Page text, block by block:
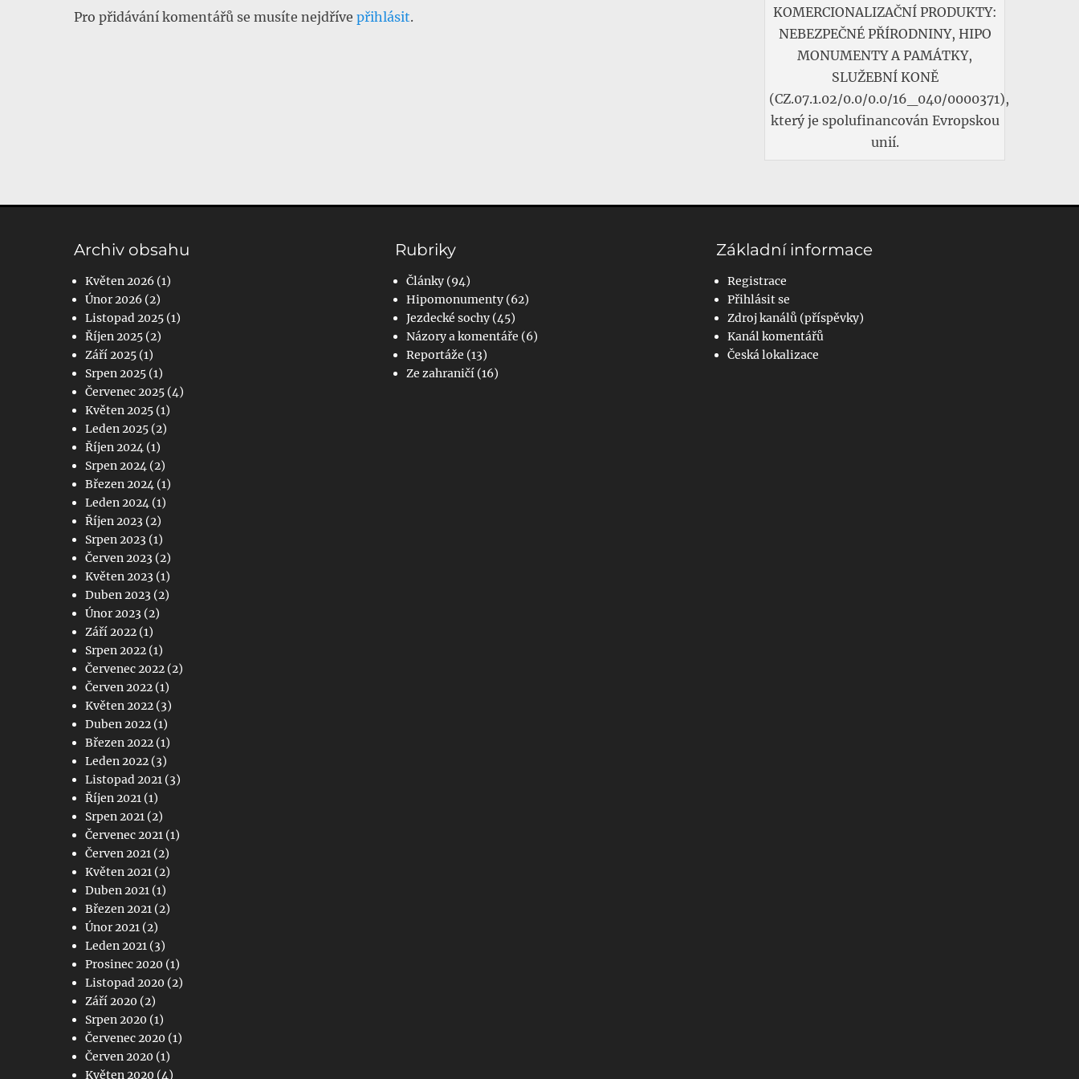
Pro přidávání komentářů se musíte nejdříve přihlásit.
KOMERCIONALIZAČNÍ PRODUKTY:
NEBEZPEČNÉ PŘÍRODNINY, HIPO
MONUMENTY A PAMÁTKY,
SLUŽEBNÍ KONĚ
(CZ.07.1.02/0.0/0.0/16_040/0000371),
který je spolufinancován Evropskou
unií.
Archiv obsahu
Květen 2026 (1)
Únor 2026 (2)
Listopad 2025 (1)
Říjen 2025 (2)
Září 2025 (1)
Srpen 2025 (1)
Červenec 2025 (4)
Květen 2025 (1)
Leden 2025 (2)
Říjen 2024 (1)
Srpen 2024 (2)
Březen 2024 (1)
Leden 2024 (1)
Říjen 2023 (2)
Srpen 2023 (1)
Červen 2023 (2)
Květen 2023 (1)
Duben 2023 (2)
Únor 2023 (2)
Září 2022 (1)
Srpen 2022 (1)
Červenec 2022 (2)
Červen 2022 (1)
Květen 2022 (3)
Duben 2022 (1)
Březen 2022 (1)
Leden 2022 (3)
Listopad 2021 (3)
Říjen 2021 (1)
Srpen 2021 (2)
Červenec 2021 (1)
Červen 2021 (2)
Květen 2021 (2)
Duben 2021 (1)
Březen 2021 (2)
Únor 2021 (2)
Leden 2021 (3)
Prosinec 2020 (1)
Listopad 2020 (2)
Září 2020 (2)
Srpen 2020 (1)
Červenec 2020 (1)
Červen 2020 (1)
Květen 2020 (4)
Rubriky
Články(94)
Hipomonumenty(62)
Jezdecké sochy(45)
Názory a komentáře (6)
Reportáže (13)
Ze zahraničí(16)
Základní informace
Registrace
Přihlásit se
Zdroj kanálů (příspěvky)
Kanál komentářů
Česká lokalizace